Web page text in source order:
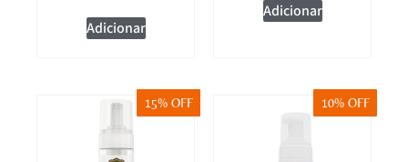
Adicionar
Adicionar
15% OFF 10% OFF